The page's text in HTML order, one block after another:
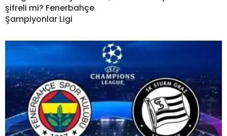
şifreli mi? Fenerbahçe
Şampiyonlar Ligi